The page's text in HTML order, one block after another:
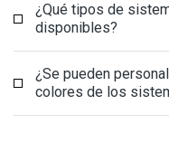
¿Qué tipos de
disponibles?
¿Se pueden
colores de los